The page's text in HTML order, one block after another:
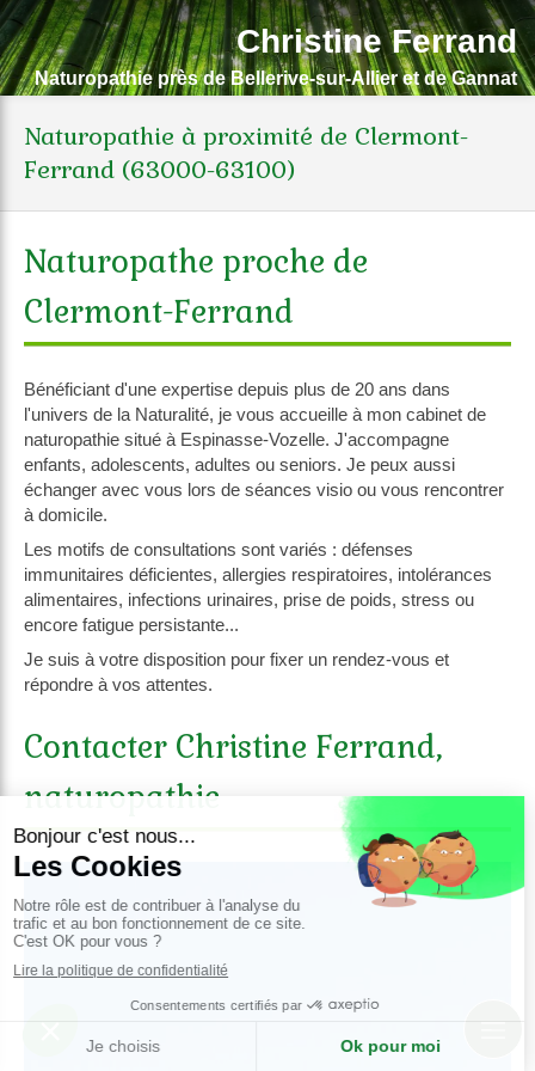
Christine Ferrand
Naturopathie près de Bellerive-sur-Allier et de Gannat
Naturopathie à proximité de Clermont-
Ferrand (63000-63100)
Naturopathe proche de
Clermont-Ferrand
Bénéficiant d'une expertise depuis plus de 20 ans dans
l'univers de la Naturalité, je vous accueille à mon cabinet de
naturopathie situé à Espinasse-Vozelle. J'accompagne
enfants, adolescents, adultes ou seniors. Je peux aussi
échanger avec vous lors de séances visio ou vous rencontrer
à domicile.
Les motifs de consultations sont variés : défenses
immunitaires déficientes, allergies respiratoires, intolérances
alimentaires, infections urinaires, prise de poids, stress ou
encore fatigue persistante...
Je suis à votre disposition pour fixer un rendez-vous et
répondre à vos attentes.
Contacter Christine Ferrand,
naturopathie